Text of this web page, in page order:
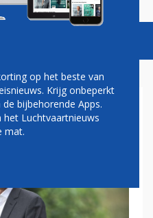
AC/DC
op het beste van
Krijg onbeperkt
bijbehorende Apps.
het Luchtvaartnieuws
mat.